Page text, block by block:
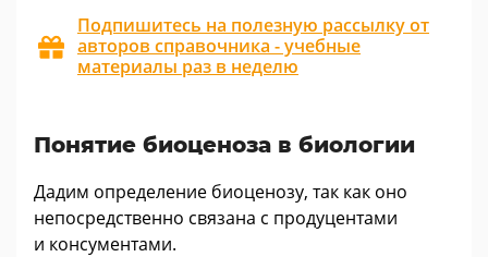
Подпишитесь на полезную рассылку от
авторов справочника - учебные
материалы раз в неделю
Понятие биоценоза в биологии
Дадим определение биоценозу, так как оно
непосредственно связана с продуцентами
и консументами.